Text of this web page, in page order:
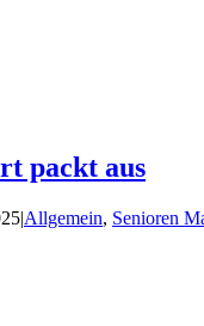
packt aus
|Allgemein, Senioren